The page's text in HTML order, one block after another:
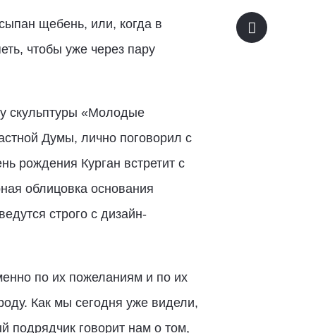
щебень, или, когда в
чтобы уже через пару
скульптуры «Молодые
Думы, лично поговорил с
рождения Курган встретит с
облицовка основания
строго с дизайн-
по их пожеланиям и по их
Как мы сегодня уже видели,
подрядчик говорит нам о том,